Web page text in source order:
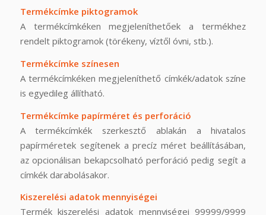
Termékcímke piktogramok
A termékcímkéken megjeleníthetőek a termékhez
rendelt piktogramok (törékeny, víztől óvni, stb.).
Termékcímke színesen
A termékcímkéken megjeleníthető címkék/adatok színe
is egyedileg állítható.
Termékcímke papírméret és perforáció
A termékcímkék szerkesztő ablakán a hivatalos
papírméretek segítenek a precíz méret beállításában,
az opcionálisan bekapcsolható perforáció pedig segít a
címkék darabolásakor.
Kiszerelési adatok mennyiségei
Termék kiszerelési adatok mennyiségei 99999/9999